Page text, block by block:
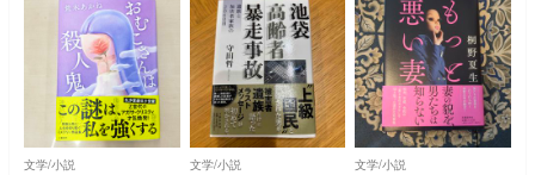
文学/小説 文学/小説 文学/小説